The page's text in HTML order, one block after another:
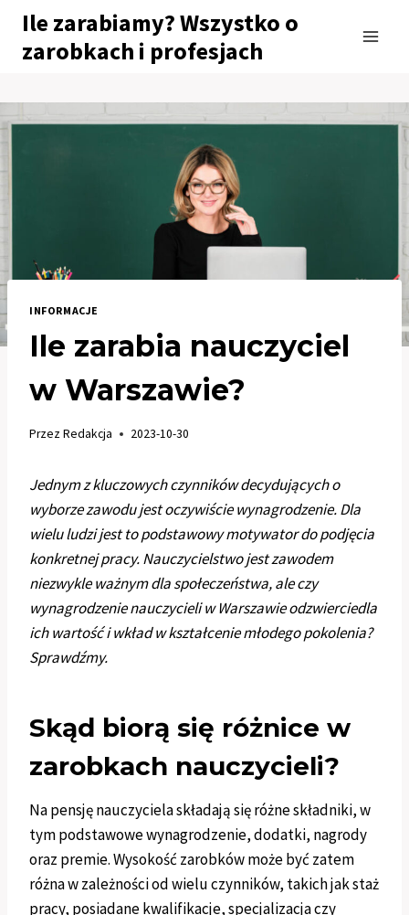
Przejdź
treści
Ile zarabiamy? Wszystko o
zarobkach i profesjach
INFORMACJE
Ile zarabia nauczyciel
w Warszawie?
PrzezRedakcja 2023-10-30
Jednym z kluczowych czynników decydujących o
wyborze zawodu jest oczywiście wynagrodzenie. Dla
wielu ludzi jest to podstawowy motywator do podjęcia
konkretnej pracy. Nauczycielstwo jest zawodem
niezwykle ważnym dla społeczeństwa, ale czy
wynagrodzenie nauczycieli w Warszawie odzwierciedla
ich wartość i wkład w kształcenie młodego pokolenia?
Sprawdźmy.
Skąd biorą się różnice w
zarobkach nauczycieli?
Na pensję nauczyciela składają się różne składniki, w
tym podstawowe wynagrodzenie, dodatki, nagrody
oraz premie. Wysokość zarobków może być zatem
różna w zależności od wielu czynników, takich jak staż
pracy, posiadane kwalifikacje, specjalizacja czy